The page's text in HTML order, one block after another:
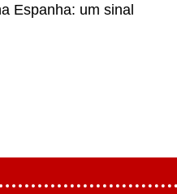
Espanha: um sinal